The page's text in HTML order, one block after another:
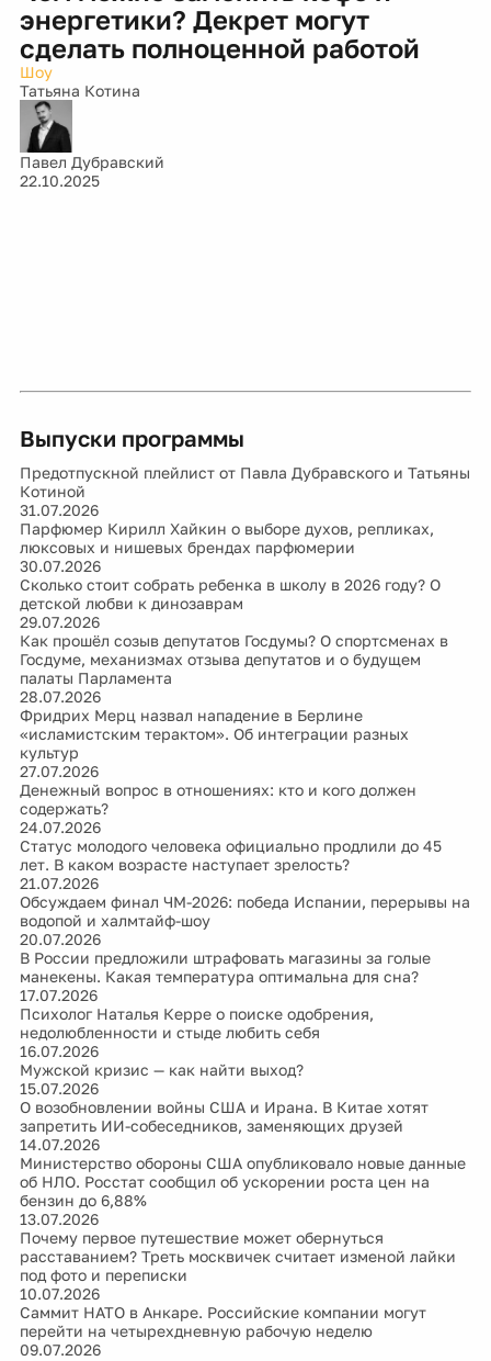
энергетики? Декрет могут
сделать полноценной работой
Шоу
Татьяна Котина
Павел Дубравский
22.10.2025
Выпуски программы
Предотпускной плейлист от Павла Дубравского и Татьяны
Котиной
31.07.2026
Парфюмер Кирилл Хайкин о выборе духов, репликах,
люксовых и нишевых брендах парфюмерии
30.07.2026
Сколько стоит собрать ребенка в школу в 2026 году? О
детской любви к динозаврам
29.07.2026
Как прошёл созыв депутатов Госдумы? О спортсменах в
Госдуме, механизмах отзыва депутатов и о будущем
палаты Парламента
28.07.2026
Фридрих Мерц назвал нападение в Берлине
«исламистским терактом». Об интеграции разных
культур
27.07.2026
Денежный вопрос в отношениях: кто и кого должен
содержать?
24.07.2026
Статус молодого человека официально продлили до 45
лет. В каком возрасте наступает зрелость?
21.07.2026
Обсуждаем финал ЧМ-2026: победа Испании, перерывы на
водопой и халмтайф-шоу
20.07.2026
В России предложили штрафовать магазины за голые
манекены. Какая температура оптимальна для сна?
17.07.2026
Психолог Наталья Керре о поиске одобрения,
недолюбленности и стыде любить себя
16.07.2026
Мужской кризис — как найти выход?
15.07.2026
О возобновлении войны США и Ирана. В Китае хотят
запретить ИИ-собеседников, заменяющих друзей
14.07.2026
Министерство обороны США опубликовало новые данные
об НЛО. Росстат сообщил об ускорении роста цен на
бензин до 6,88%
13.07.2026
Почему первое путешествие может обернуться
расставанием? Треть москвичек считает изменой лайки
под фото и переписки
10.07.2026
Саммит НАТО в Анкаре. Российские компании могут
перейти на четырехдневную рабочую неделю
09.07.2026